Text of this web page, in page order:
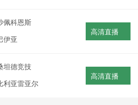
佩科恩斯
伊亚
高清直播
坦德竞技
利亚雷亚尔
高清直播